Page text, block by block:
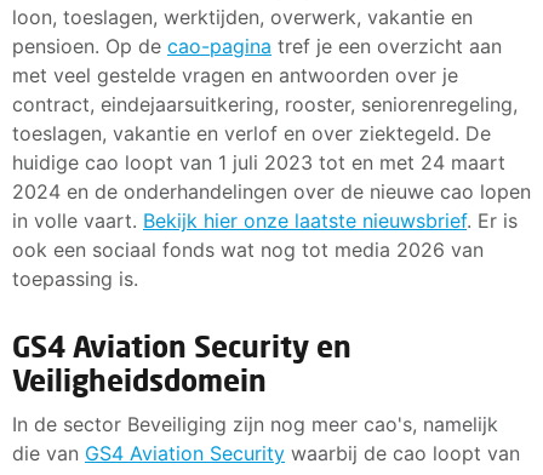
loon, toeslagen, werktijden, overwerk, vakantie en
pensioen. Op de cao-pagina tref je een overzicht aan
met veel gestelde vragen en antwoorden over je
contract, eindejaarsuitkering, rooster, seniorenregeling,
toeslagen, vakantie en verlof en over ziektegeld. De
huidige cao loopt van 1 juli 2023 tot en met 24 maart
2024 en de onderhandelingen over de nieuwe cao lopen
in volle vaart. Bekijk hier onze laatste nieuwsbrief. Er is
ook een sociaal fonds wat nog tot media 2026 van
toepassing is.
GS4 Aviation Security en
Veiligheidsdomein
In de sector Beveiliging zijn nog meer cao's, namelijk
die van GS4 Aviation Security waarbij de cao loopt van